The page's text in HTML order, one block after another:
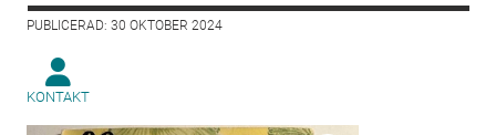
PUBLICERAD: 30 OKTOBER 2024
KONTAKT